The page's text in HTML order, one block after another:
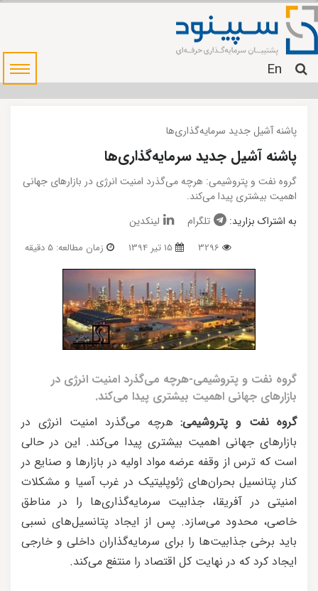
En
پاشنه آشیل جدید سرمایه‌گذاری‌ها
پاشنه آشیل جدید سرمایه‌گذاری‌ها
گروه نفت و پتروشیمی: هر‌چه می‌گذرد امنیت انرژی در بازارهای جهانی
اهمیت بیشتری پیدا می‌کند.
به اشتراک بزارید:
تلگرام لینکدین
زمان مطالعه: 5 دقیقه
گروه نفت و پتروشیمی-هر‌چه می‌گذرد امنیت انرژی در
بازارهای جهانی اهمیت بیشتری پیدا می‌کند.
گروه نفت و پتروشیمی: هر‌چه می‌گذرد امنیت انرژی در
بازارهای جهانی اهمیت بیشتری پیدا می‌کند. این در حالی
است که ترس از وقفه عرضه مواد اولیه در بازارها و صنایع در
کنار پتانسیل بحران‌های ژئوپلیتیک در غرب آسیا و مشکلات
امنیتی در آفریقا، جذابیت سرمایه‌گذاری‌ها را در مناطق
خاصی، محدود می‌سازد. پس از ایجاد پتانسیل‌های نسبی
باید برخی جذابیت‌ها را برای سرمایه‌گذاران داخلی و خارجی
ایجاد کرد که در نهایت کل اقتصاد را منتفع می‌کند.